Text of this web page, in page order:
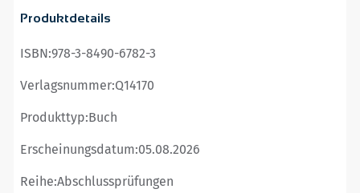
Produktdetails
ISBN:978-3-8490-6782-3
Verlagsnummer:Q14170
Produkttyp:Buch
Erscheinungsdatum:05.08.2026
Reihe:Abschlussprüfungen